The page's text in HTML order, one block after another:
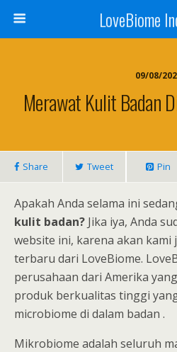
LoveBiome
09/08/
Merawat Kulit Badan
Share Tweet Pin
Apakah Anda selama ini
kulit badan? Jika iya, Anda
website ini, karena akan kami
terbaru dari LoveBiome.
perusahaan dari Amerika
produk berkualitas tinggi
microbiome di dalam badan .
Mikrobiome adalah seluruh